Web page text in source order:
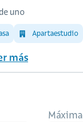
uno
Apartaestudio
más
Máxima